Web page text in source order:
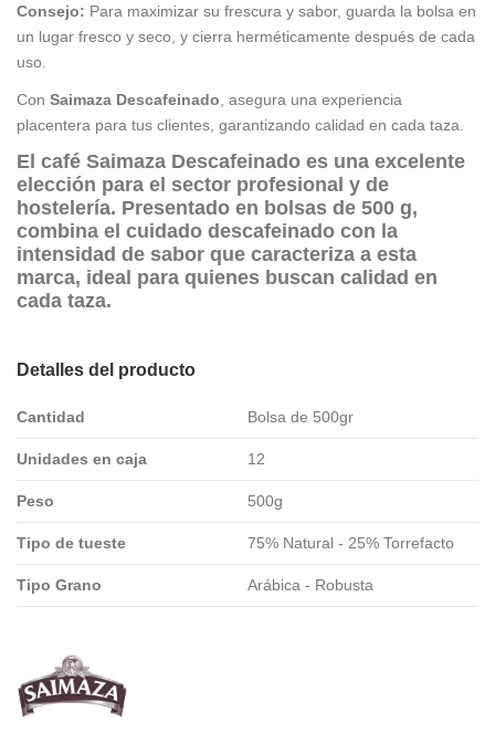
Consejo: Para maximizar su frescura y sabor, guarda la bolsa en
un lugar fresco y seco, y cierra herméticamente después de cada
uso.
Con Saimaza Descafeinado , asegura una experiencia
placentera para tus clientes, garantizando calidad en cada taza.
El café Saimaza Descafeinado es una excelente
elección para el sector profesional y de
hostelería. Presentado en bolsas de 500 g,
combina el cuidado descafeinado con la
intensidad de sabor que caracteriza a esta
marca, ideal para quienes buscan calidad en
cada taza.
Detalles del producto
Cantidad Bolsa de 500gr
Unidades en caja 12
Peso 500g
Tipo de tueste 75% Natural - 25% Torrefacto
Tipo Grano Arábica - Robusta